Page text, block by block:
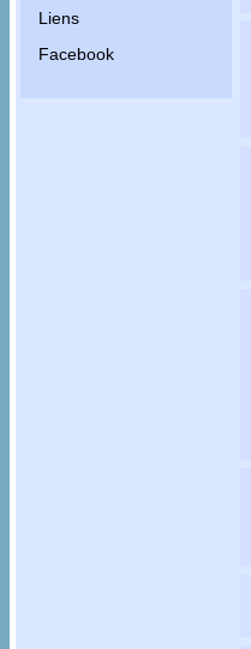
Liens
Facebook